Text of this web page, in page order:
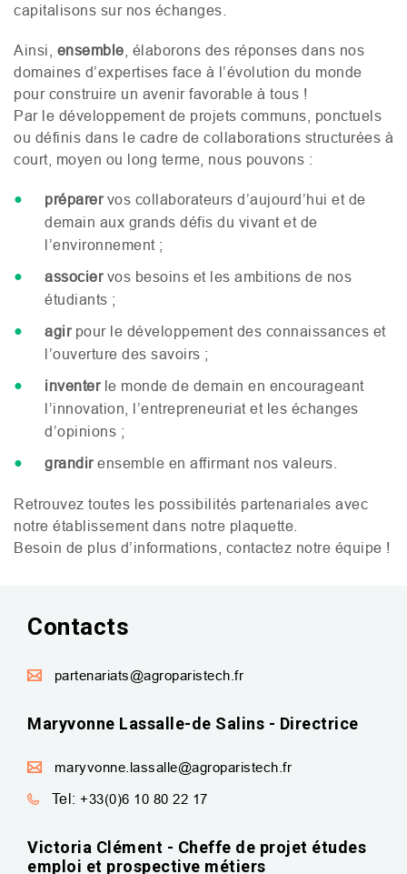
capitalisons sur nos échanges.
Ainsi, ensemble , élaborons des réponses dans nos
domaines d’expertises face à l’évolution du monde
pour construire un avenir favorable à tous !
Par le développement de projets communs, ponctuels
ou définis dans le cadre de collaborations structurées à
court, moyen ou long terme, nous pouvons :
préparer vos collaborateurs d’aujourd’hui et de
demain aux grands défis du vivant et de
l’environnement ;
associervos besoins et les ambitions de nos
étudiants ;
agirpour le développement des connaissances et
l’ouverture des savoirs ;
inventerle monde de demain en encourageant
l’innovation, l’entrepreneuriat et les échanges
d’opinions ;
grandirensemble en affirmant nos valeurs.
Retrouvez toutes les possibilités partenariales avec
notre établissement dans notre plaquette.
Besoin de plus d’informations, contactez notre équipe !
Contacts
partenariats@agroparistech.fr
Maryvonne Lassalle-de Salins - Directrice
maryvonne.lassalle@agroparistech.fr
Tel: +33(0)6 10 80 22 17
Victoria Clément - Cheffe de projet études
emploi et prospective métiers